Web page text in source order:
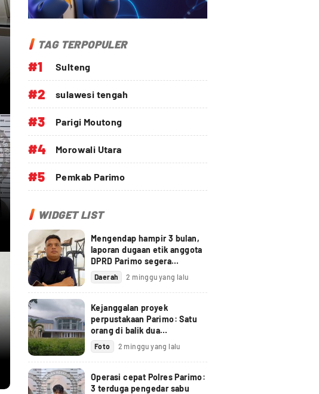
TAG TERPOPULER
#1 Sulteng
#2 sulawesi tengah
#3 Parigi Moutong
#4 Morowali Utara
#5 Pemkab Parimo
WIDGET LIST
Mengendap hampir 3 bulan,
laporan dugaan etik anggota
DPRD Parimo segera
disidangkan
Daerah 2 minggu yang lalu
Kejanggalan proyek
perpustakaan Parimo: Satu
orang di balik dua
perusahaan
Foto 2 minggu yang lalu
Operasi cepat Polres Parimo:
3 terduga pengedar sabu